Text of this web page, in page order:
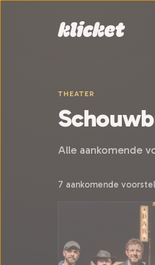
THEATER
Alle aankomende
7 aankomende